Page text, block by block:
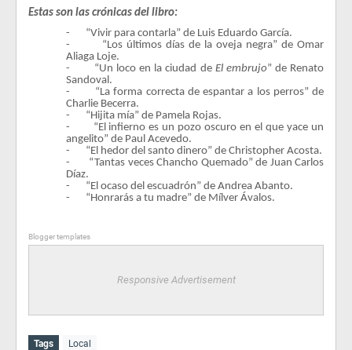
Estas son las crónicas del libro:
-
“Vivir para contarla” de Luis Eduardo García.
-
“Los últimos días de la oveja negra” de Omar
Aliaga Loje.
-
“Un loco en la ciudad de El embrujo” de Renato
Sandoval.
-
“La forma correcta de espantar a los perros” de
Charlie Becerra.
-
“Hijita mía” de Pamela Rojas.
-
“El infierno es un pozo oscuro en el que yace un
angelito” de Paul Acevedo.
-
“El hedor del santo dinero” de Christopher Acosta.
-
“Tantas veces Chancho Quemado” de Juan Carlos
Díaz.
-
“El ocaso del escuadrón” de Andrea Abanto.
-
“Honrarás a tu madre” de Mílver Ávalos.
Blogger templates
Responsive Advertisement
Tags Local